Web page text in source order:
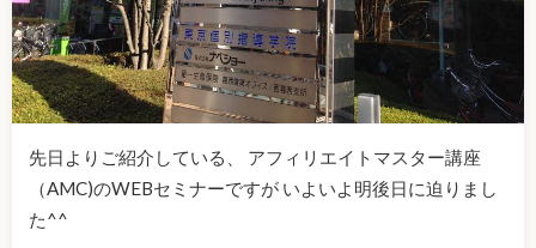
先日よりご紹介している、 アフィリエイトマスター講座
（AMC)のWEBセミナーですが いよいよ明後日に迫りまし
た^^